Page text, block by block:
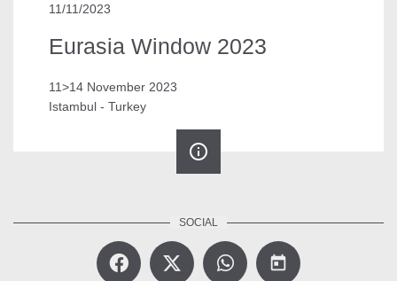
11/11/2023
Eurasia Window 2023
11>14 November 2023
Istambul - Turkey
info_outline
today